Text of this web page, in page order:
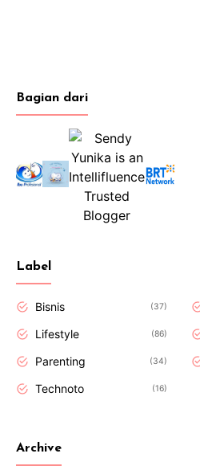
Bagian dari
Label
Bisnis 37
Lifestyle 86
Parenting 34
Technoto 16
Archive